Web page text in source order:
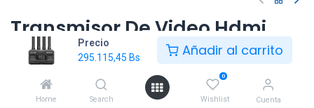
Precio
295.115,45 Bs Añadir al carrito
Home Search
0
Wishlist Cuenta
Transmisor De Video Hdmi
Accsoon Cineview He Tx
295.115,45 Bs